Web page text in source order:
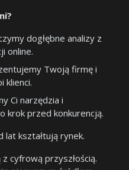
dogłębne analizy z
online.
Twoją firmę i
klienci.
Ci narzędzia i
krok przed konkurencją.
kształtują rynek.
cyfrową przyszłością.